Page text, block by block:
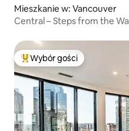
Mieszkanie w: Vancouver
Central – Steps from the
Najpopularniejsze z
Wybór gości